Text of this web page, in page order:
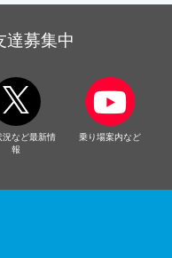
達募集中
況など最新情
報
乗り場案内など